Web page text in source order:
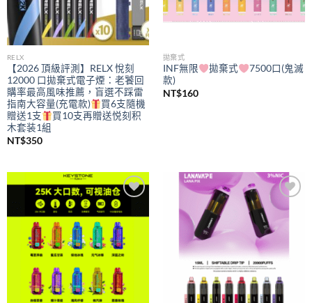
RELX
【2026 頂級評測】RELX 悅刻
12000 口拋棄式電子煙：老饕回
購率最高風味推薦，盲選不踩雷
指南大容量(充電款)
買6支隨機
贈送1支
買10支再贈送悦刻积
木套装1組
NT$350
拋棄式
INF無限 拋棄式
7500口(鬼滅
款)
NT$160
Add to
wishlist
Add to
wishlist